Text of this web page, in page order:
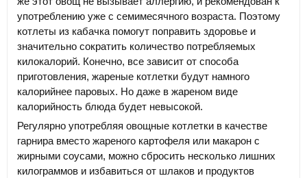
употреблению уже с семимесячного возраста. Поэтому
котлеты из кабачка помогут поправить здоровье и
значительно сократить количество потребляемых
килокалорий. Конечно, все зависит от способа
приготовления, жареные котлетки будут намного
калорийнее паровых. Но даже в жареном виде
калорийность блюда будет невысокой.
Регулярно употребляя овощные котлетки в качестве
гарнира вместо жареного картофеля или макарон с
жирными соусами, можно сбросить несколько лишних
килограммов и избавиться от шлаков и продуктов